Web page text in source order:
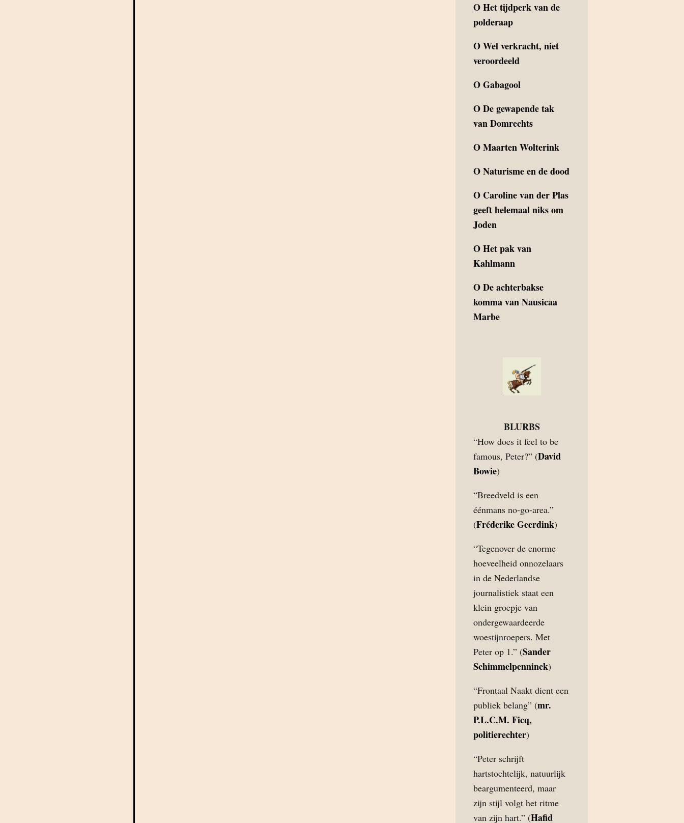
OHet tijdperk van de
polderaap
OWel verkracht, niet
veroordeeld
OGabagool
ODe gewapende tak
van Domrechts
OMaarten Wolterink
ONaturisme en de dood
O Caroline van der Plas
geeft helemaal niks om
Joden
OHet pak van
Kahlmann
ODe achterbakse
komma van Nausicaa
Marbe
BLURBS
“How does it feel to be
famous, Peter?” (David
Bowie)
“Breedveld is een
éénmans no-go-area.”
(Fréderike Geerdink)
“Tegenover de enorme
hoeveelheid onnozelaars
in de Nederlandse
journalistiek staat een
klein groepje van
ondergewaardeerde
woestijnroepers. Met
Peter op 1.” (Sander
Schimmelpenninck)
“Frontaal Naakt dient een
publiek belang” (mr.
P.L.C.M. Ficq,
politierechter)
“Peter schrijft
hartstochtelijk, natuurlijk
beargumenteerd, maar
zijn stijl volgt het ritme
van zijn hart.” (Hafid